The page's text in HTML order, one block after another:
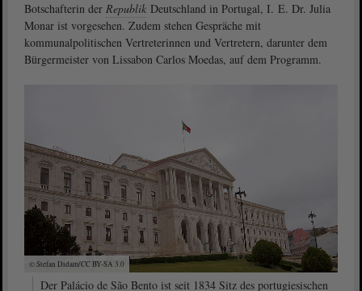
Botschafterin der Republik Deutschland in Portugal, I. E. Dr. Julia
Monar ist vorgesehen. Zudem stehen Gespräche mit
kommunalpolitischen Vertreterinnen und Vertretern, darunter dem
Bürgermeister von Lissabon Carlos Moedas, auf dem Programm.
© Stefan Didam/CC BY-SA 3.0
Der Palácio de São Bento ist seit 1834 Sitz des portugiesischen